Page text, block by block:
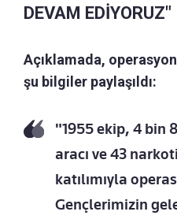
DEVAM EDİYORUZ"
Açıklamada,
şu bilgiler paylaşıldı:
"1955 ekip, 4 bin
aracı ve 43
katılımıyla
Gençlerimizin